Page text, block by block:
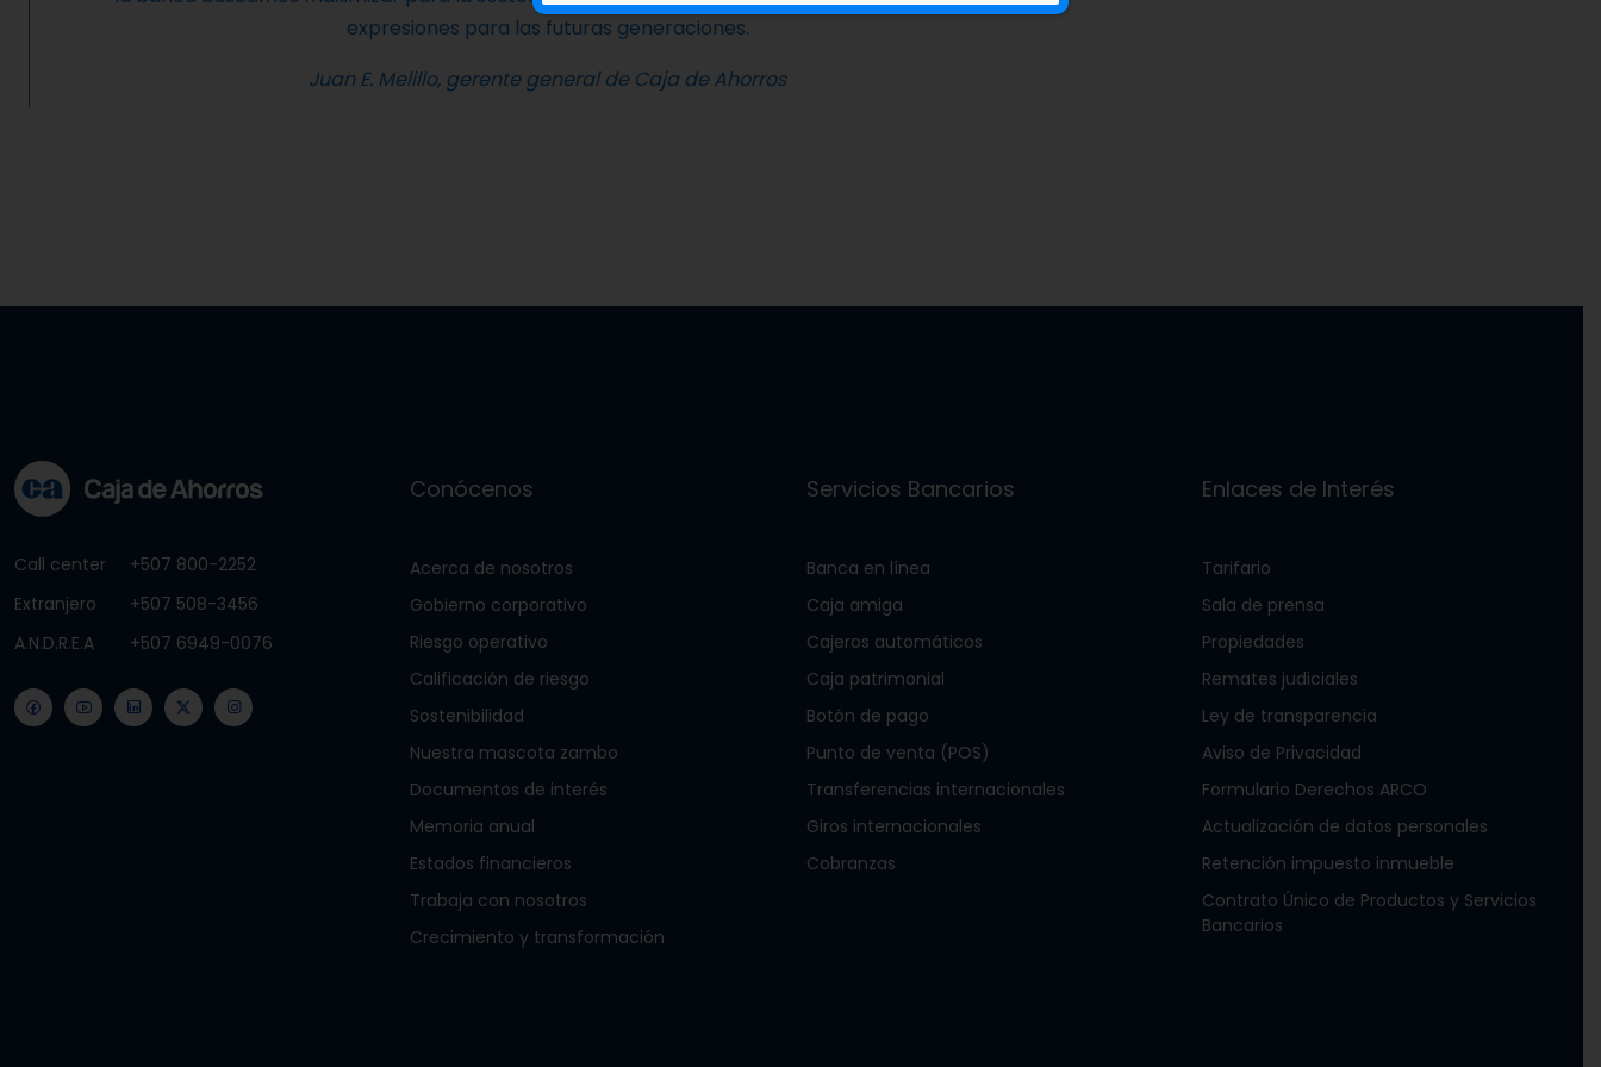
expresiones para las futuras generaciones.
Juan E. Melillo, gerente general de Caja de Ahorros
Call center
+507 800-2252
Extranjero
+507 508-3456
A.N.D.R.E.A
+507 6949-0076
Conócenos
Acerca de nosotros
Gobierno corporativo
Riesgo operativo
Calificación de riesgo
Sostenibilidad
Nuestra mascota zambo
Documentos de interés
Memoria anual
Estados financieros
Trabaja con nosotros
Crecimiento y transformación
Servicios Bancarios
Banca en línea
Caja amiga
Cajeros automáticos
Caja patrimonial
Botón de pago
Punto de venta (POS)
Transferencias internacionales
Giros internacionales
Cobranzas
Enlaces de Interés
Tarifario
Sala de prensa
Propiedades
Remates judiciales
Ley de transparencia
Aviso de Privacidad
Formulario Derechos ARCO
Actualización de datos personales
Retención impuesto inmueble
Contrato Único de Productos y Servicios
Bancarios